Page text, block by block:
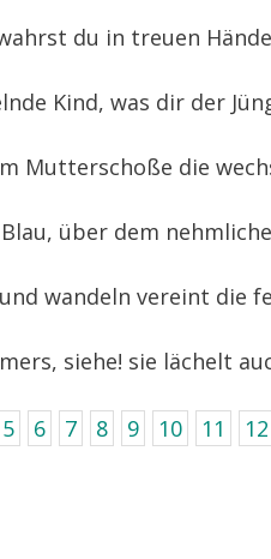
du in treuen
Kind, was dir der
Mutterschoße die
über dem
wandeln vereint die
siehe! sie lächelt
5 6 7 8 9 10 11 12